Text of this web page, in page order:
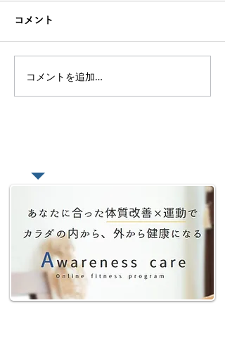
オンラインレッスン、サ
ロンを有料で始める為の
コメント
コメントを追加…